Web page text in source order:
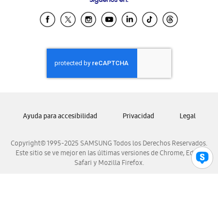
Samsung Ecuador
Samsung El Salvador
Samsung Honduras
Samsung Nicaragua
Samsung Panamá
Samsung Venezuela
Copyright© 1995-2025 SAMSUNG Todos los Derechos Reservados.
Este sitio se ve mejor en las últimas versiones de Chrome, Edge,
Safari y Mozilla Firefox.
Ayuda para accesibilidad Privacidad Legal